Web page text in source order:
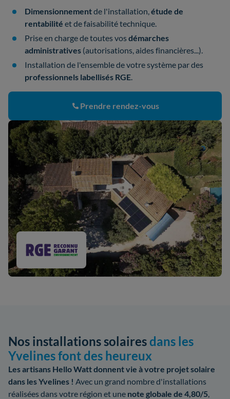
Dimensionnementde l'installation, étude de
rentabilité et de faisabilité technique.
Prise en charge de toutes vosdémarches
administratives (autorisations, aides financières...).
Installation de l'ensemble de votre système par des
professionnels labellisés RGE
Prendre rendez-vous
Nos installations solairesdans les
Yvelines font des heureux
Les artisans Hello Watt donnent vie à votre projet solaire
dans les Yvelines ! Avec un grand nombre d'installations
réalisées dans votre région et une note globale de 4,80/5